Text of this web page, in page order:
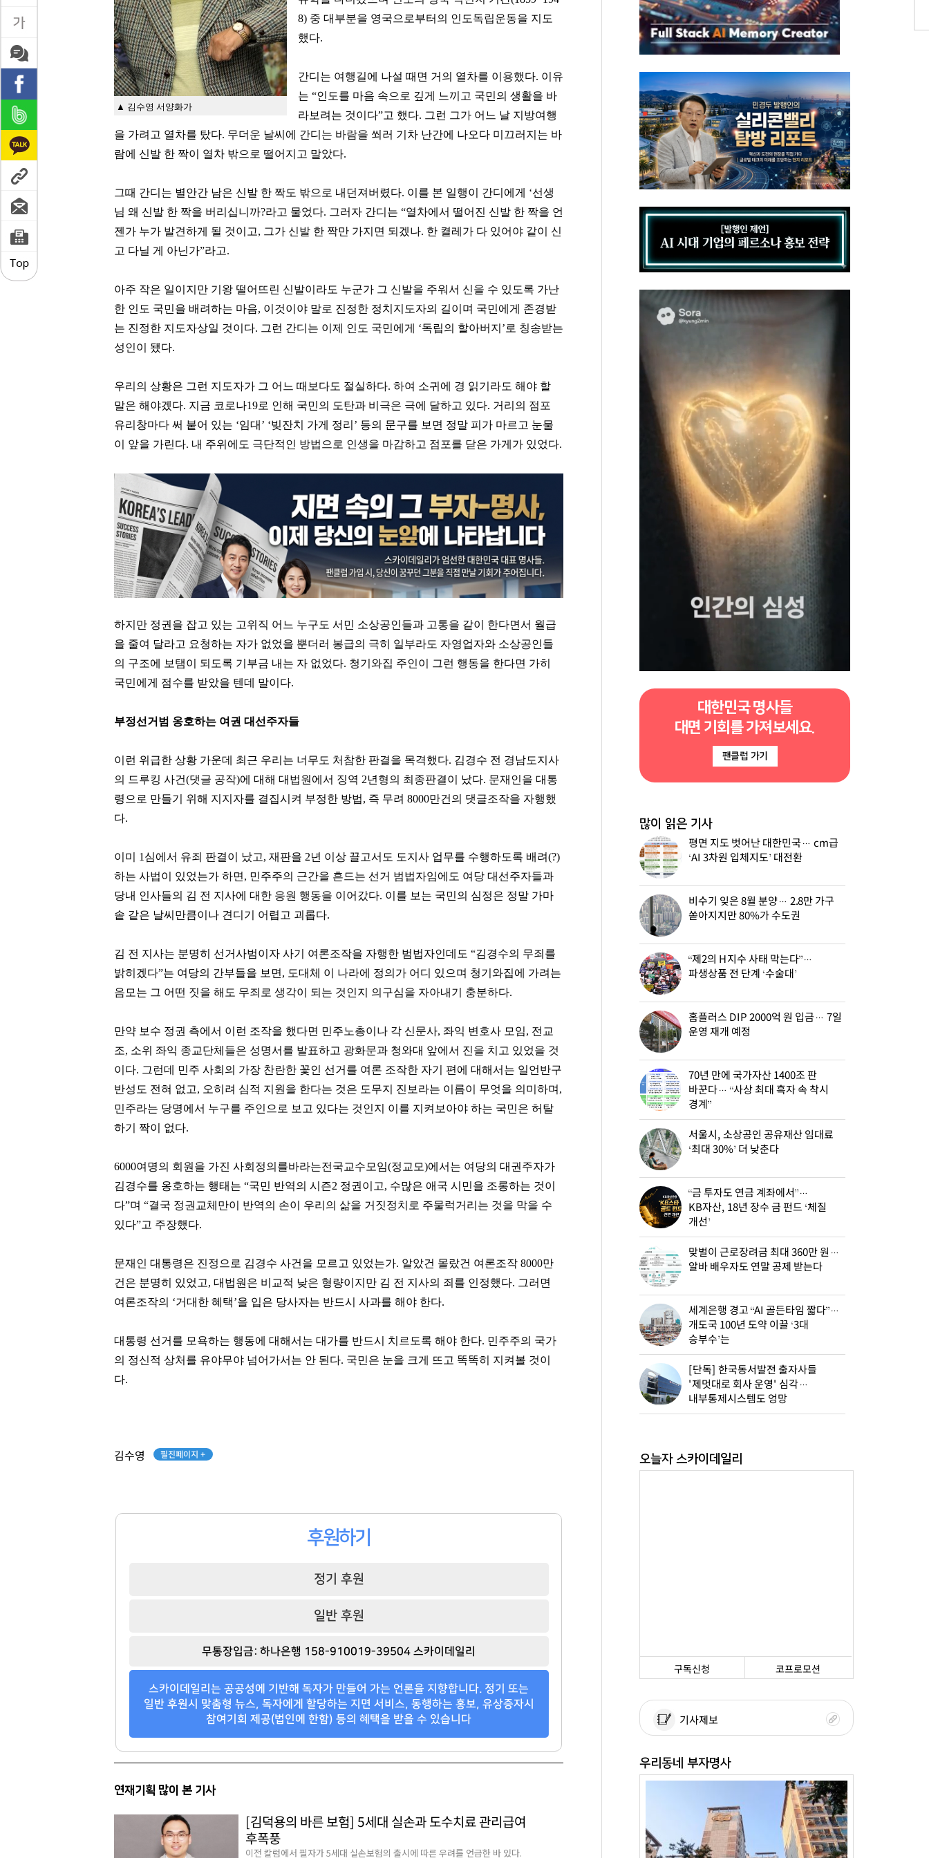
▲ 김수영 서양화가
8) 중 대부분을 영국으로부터의 인도독립운동을 지도
했다.
간디는 여행길에 나설 때면 거의 열차를 이용했다. 이유
는 “인도를 마음 속으로 깊게 느끼고 국민의 생활을 바
라보려는 것이다”고 했다. 그런 그가 어느 날 지방여행
을 가려고 열차를 탔다. 무더운 날씨에 간디는 바람을 쐬러 기차 난간에 나오다 미끄러지는 바
람에 신발 한 짝이 열차 밖으로 떨어지고 말았다.
그때 간디는 별안간 남은 신발 한 짝도 밖으로 내던져버렸다. 이를 본 일행이 간디에게 ‘선생
님 왜 신발 한 짝을 버리십니까?라고 물었다. 그러자 간디는 “열차에서 떨어진 신발 한 짝을 언
젠가 누가 발견하게 될 것이고, 그가 신발 한 짝만 가지면 되겠나. 한 켤레가 다 있어야 같이 신
고 다닐 게 아닌가”라고.
아주 작은 일이지만 기왕 떨어뜨린 신발이라도 누군가 그 신발을 주워서 신을 수 있도록 가난
한 인도 국민을 배려하는 마음, 이것이야 말로 진정한 정치지도자의 길이며 국민에게 존경받
는 진정한 지도자상일 것이다. 그런 간디는 이제 인도 국민에게 ‘독립의 할아버지’로 칭송받는
성인이 됐다.
우리의 상황은 그런 지도자가 그 어느 때보다도 절실하다. 하여 소귀에 경 읽기라도 해야 할
말은 해야겠다. 지금 코로나19로 인해 국민의 도탄과 비극은 극에 달하고 있다. 거리의 점포
유리창마다 써 붙어 있는 ‘임대’ ‘빚잔치 가게 정리’ 등의 문구를 보면 정말 피가 마르고 눈물
이 앞을 가린다. 내 주위에도 극단적인 방법으로 인생을 마감하고 점포를 닫은 가게가 있었다.
쇼플레이엔터테인먼트
건물
팬클럽 참여
카카오
로덴하우스 웨스트빌리지
팬클럽 참여
방탄소년단
한남리버힐
팬클럽 참여
오뚜기
이니그마빌2
팬클럽 참여
대웅제약
단독주택
팬클럽 참여
하지만 정권을 잡고 있는 고위직 어느 누구도 서민 소상공인들과 고통을 같이 한다면서 월급
을 줄여 달라고 요청하는 자가 없었을 뿐더러 봉급의 극히 일부라도 자영업자와 소상공인들
의 구조에 보탬이 되도록 기부금 내는 자 없었다. 청기와집 주인이 그런 행동을 한다면 가히
국민에게 점수를 받았을 텐데 말이다.
부정선거범 옹호하는 여권 대선주자들
이런 위급한 상황 가운데 최근 우리는 너무도 처참한 판결을 목격했다. 김경수 전 경남도지사
의 드루킹 사건(댓글 공작)에 대해 대법원에서 징역 2년형의 최종판결이 났다. 문재인을 대통
령으로 만들기 위해 지지자를 결집시켜 부정한 방법, 즉 무려 8000만건의 댓글조작을 자행했
다.
이미 1심에서 유죄 판결이 났고, 재판을 2년 이상 끌고서도 도지사 업무를 수행하도록 배려(?)
하는 사법이 있었는가 하면, 민주주의 근간을 흔드는 선거 범법자임에도 여당 대선주자들과
당내 인사들의 김 전 지사에 대한 응원 행동을 이어갔다. 이를 보는 국민의 심정은 정말 가마
솥 같은 날씨만큼이나 견디기 어렵고 괴롭다.
김 전 지사는 분명히 선거사범이자 사기 여론조작을 자행한 범법자인데도 “김경수의 무죄를
밝히겠다”는 여당의 간부들을 보면, 도대체 이 나라에 정의가 어디 있으며 청기와집에 가려는
음모는 그 어떤 짓을 해도 무죄로 생각이 되는 것인지 의구심을 자아내기 충분하다.
만약 보수 정권 측에서 이런 조작을 했다면 민주노총이나 각 신문사, 좌익 변호사 모임, 전교
조, 소위 좌익 종교단체들은 성명서를 발표하고 광화문과 청와대 앞에서 진을 치고 있었을 것
이다. 그런데 민주 사회의 가장 찬란한 꽃인 선거를 여론 조작한 자기 편에 대해서는 일언반구
반성도 전혀 없고, 오히려 심적 지원을 한다는 것은 도무지 진보라는 이름이 무엇을 의미하며,
민주라는 당명에서 누구를 주인으로 보고 있다는 것인지 이를 지켜보아야 하는 국민은 허탈
하기 짝이 없다.
6000여명의 회원을 가진 사회정의를바라는전국교수모임(정교모)에서는 여당의 대권주자가
김경수를 옹호하는 행태는 “국민 반역의 시즌2 정권이고, 수많은 애국 시민을 조롱하는 것이
다”며 “결국 정권교체만이 반역의 손이 우리의 삶을 거짓정치로 주물럭거리는 것을 막을 수
있다”고 주장했다.
문재인 대통령은 진정으로 김경수 사건을 모르고 있었는가. 알았건 몰랐건 여론조작 8000만
건은 분명히 있었고, 대법원은 비교적 낮은 형량이지만 김 전 지사의 죄를 인정했다. 그러면
여론조작의 ‘거대한 혜택’을 입은 당사자는 반드시 사과를 해야 한다.
대통령 선거를 모욕하는 행동에 대해서는 대가를 반드시 치르도록 해야 한다. 민주주의 국가
의 정신적 상처를 유야무야 넘어가서는 안 된다. 국민은 눈을 크게 뜨고 똑똑히 지켜볼 것이
다.
김수영 필진페이지 +
후원하기
정기 후원
일반 후원
무통장입금: 하나은행 158-910019-39504 스카이데일리
스카이데일리는 공공성에 기반해 독자가 만들어 가는 언론을 지향합니다. 정기 또는
일반 후원시 맞춤형 뉴스, 독자에게 할당하는 지면 서비스, 동행하는 홍보, 유상증자시
참여기회 제공(법인에 한함) 등의 혜택을 받을 수 있습니다
연재기획 많이 본 기사
[김덕용의 바른 보험] 5세대 실손과 도수치료 관리급여
후폭풍
이전 칼럼에서 필자가 5세대 실손보험의 출시에 따른 우려를 언급한 바 있다.
대한민국 명사들
대면 기회를 가져보세요.
팬클럽 가기
많이 읽은 기사
평면 지도 벗어난 대한민국… cm급
‘AI 3차원 입체지도’ 대전환
비수기 잊은 8월 분양… 2.8만 가구
쏟아지지만 80%가 수도권
“제2의 H지수 사태 막는다”…
파생상품 전 단계 ‘수술대’
홈플러스 DIP 2000억 원 입금… 7일
운영 재개 예정
70년 만에 국가자산 1400조 판
바꾼다… “사상 최대 흑자 속 착시
경계”
서울시, 소상공인 공유재산 임대료
‘최대 30%’ 더 낮춘다
“금 투자도 연금 계좌에서”…
KB자산, 18년 장수 금 펀드 ‘체질
개선’
맞벌이 근로장려금 최대 360만 원…
알바 배우자도 연말 공제 받는다
세계은행 경고 “AI 골든타임 짧다”…
개도국 100년 도약 이끌 ‘3대
승부수’는
[단독] 한국동서발전 출자사들
'제멋대로 회사 운영' 심각…
내부통제시스템도 엉망
오늘자 스카이데일리
구독신청 코프로모션
기사제보
우리동네 부자명사